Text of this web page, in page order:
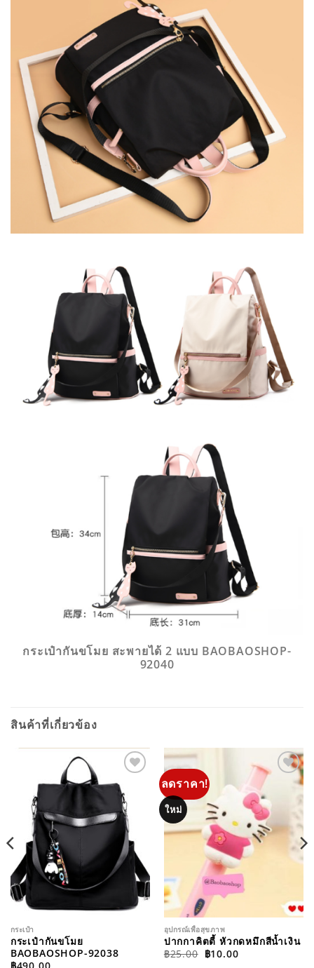
กระเป๋ากันขโมย สะพายได้ 2 แบบ BAOBAOSHOP-
92040
สินค้าที่เกี่ยวข้อง
ADD TO
WISHLIST
กระเป๋า
กระเป๋ากันขโมย
BAOBAOSHOP-92038
ลดราคา!
ใหม่
ADD TO
WISHLIST
อุปกรณ์เพื่อสุขภาพ
ปากกาคิตตี้ หัวกดหมึกสีน้ำเงิน
฿25.00 ORIGINAL
PRICE
฿10.00CURRENT